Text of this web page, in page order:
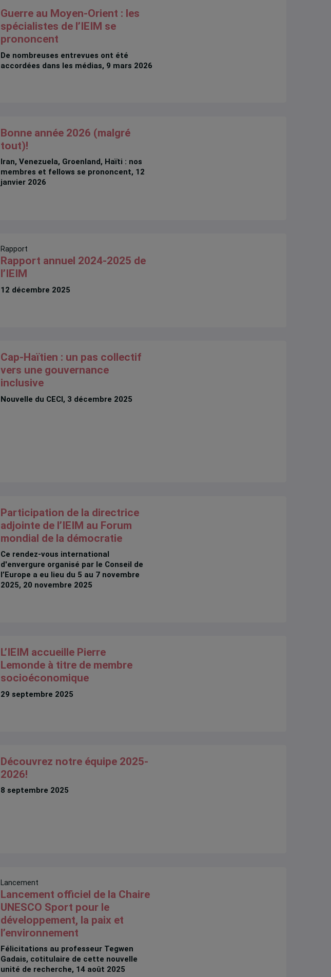
Guerre au Moyen-Orient : les
spécialistes de l’IEIM se
prononcent
De nombreuses entrevues ont été
accordées dans les médias, 9 mars 2026
Bonne année 2026 (malgré
tout)!
Iran, Venezuela, Groenland, Haïti : nos
membres et fellows se prononcent, 12
janvier 2026
Rapport
Rapport annuel 2024-2025 de
l’IEIM
12 décembre 2025
Cap-Haïtien : un pas collectif
vers une gouvernance
inclusive
Nouvelle du CECI, 3 décembre 2025
Participation de la directrice
adjointe de l’IEIM au Forum
mondial de la démocratie
Ce rendez-vous international
d'envergure organisé par le Conseil de
l’Europe a eu lieu du 5 au 7 novembre
2025, 20 novembre 2025
L’IEIM accueille Pierre
Lemonde à titre de membre
socioéconomique
29 septembre 2025
Découvrez notre équipe 2025-
2026!
8 septembre 2025
Lancement
Lancement officiel de la Chaire
UNESCO Sport pour le
développement, la paix et
l’environnement
Félicitations au professeur Tegwen
Gadais, cotitulaire de cette nouvelle
unité de recherche, 14 août 2025